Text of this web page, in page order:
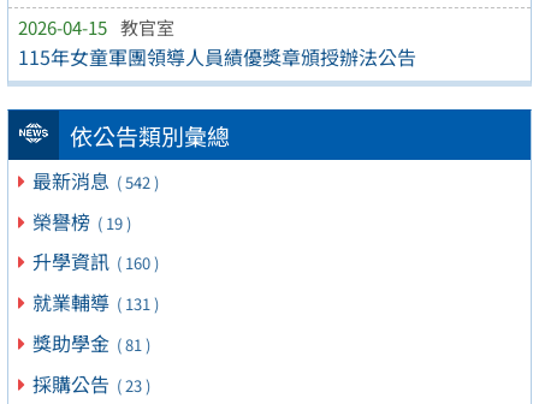
2026-04-15 教官室
115年女童軍團領導人員績優獎章頒授辦法公告
依公告類別彙總
最新消息 ( 542 )
榮譽榜 ( 19 )
升學資訊 ( 160 )
就業輔導 ( 131 )
獎助學金 ( 81 )
採購公告 ( 23 )